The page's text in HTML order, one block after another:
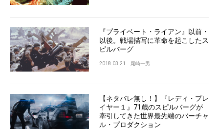
『プライベート・ライアン』以前・
以後。戦場描写に革命を起こしたス
ピルバーグ
2018.03.21 尾崎一男
【ネタバレ無し！】『レディ・プレ
イヤー１』71歳のスピルバーグが
牽引してきた世界最先端のバーチャ
ル・プロダクション